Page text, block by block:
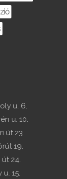
u. 6.
u. 10.
út 23.
19.
24.
u. 15.